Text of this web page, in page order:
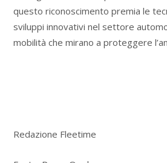
questo riconoscimento premia le
sviluppi innovativi nel settore
mobilità che mirano a proteggere
Redazione Fleetime